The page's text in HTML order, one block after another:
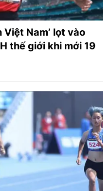
Nam’ lọt vào
thế giới khi mới 19